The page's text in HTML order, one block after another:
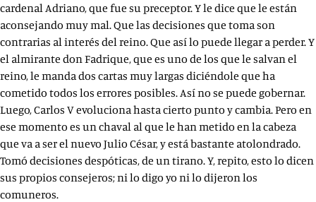
cardenal Adriano, que fue su preceptor. Y le dice que le están
aconsejando muy mal. Que las decisiones que toma son
contrarias al interés del reino. Que así lo puede llegar a perder. Y
el almirante don Fadrique, que es uno de los que le salvan el
reino, le manda dos cartas muy largas diciéndole que ha
cometido todos los errores posibles. Así no se puede gobernar.
Luego, Carlos V evoluciona hasta cierto punto y cambia. Pero en
ese momento es un chaval al que le han metido en la cabeza
que va a ser el nuevo Julio César, y está bastante atolondrado.
Tomó decisiones despóticas, de un tirano. Y, repito, esto lo dicen
sus propios consejeros; ni lo digo yo ni lo dijeron los
comuneros.